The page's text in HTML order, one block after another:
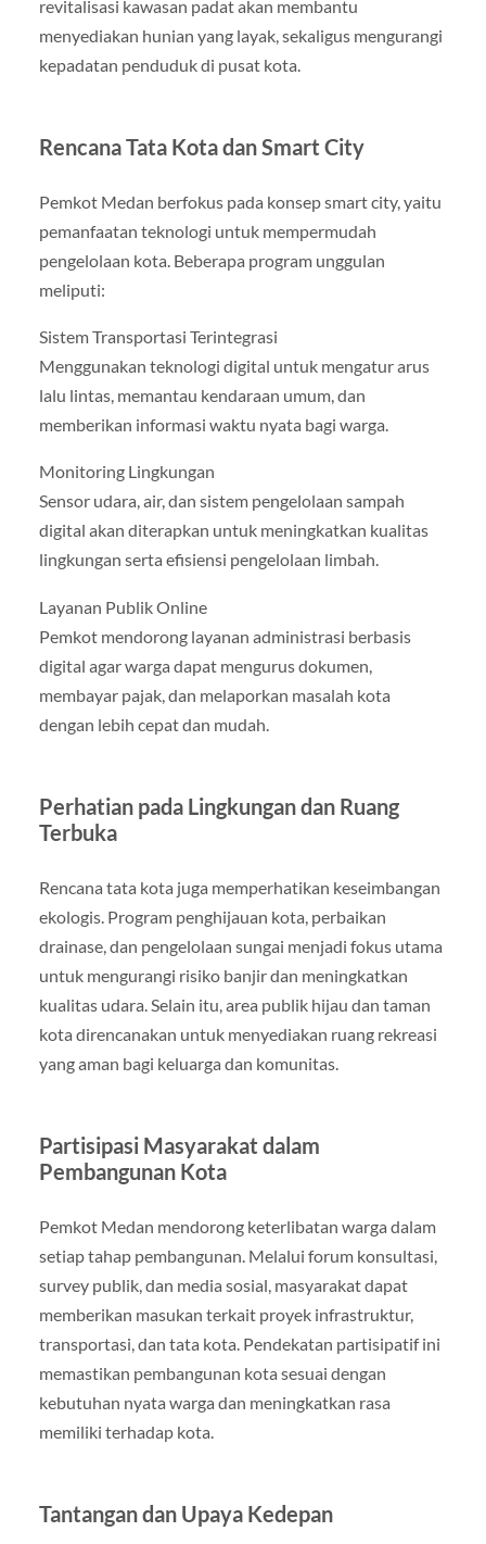
revitalisasi kawasan padat akan membantu
menyediakan hunian yang layak, sekaligus mengurangi
kepadatan penduduk di pusat kota.
Rencana Tata Kota dan Smart City
Pemkot Medan berfokus pada konsep smart city, yaitu
pemanfaatan teknologi untuk mempermudah
pengelolaan kota. Beberapa program unggulan
meliputi:
Sistem Transportasi Terintegrasi
Menggunakan teknologi digital untuk mengatur arus
lalu lintas, memantau kendaraan umum, dan
memberikan informasi waktu nyata bagi warga.
Monitoring Lingkungan
Sensor udara, air, dan sistem pengelolaan sampah
digital akan diterapkan untuk meningkatkan kualitas
lingkungan serta efisiensi pengelolaan limbah.
Layanan Publik Online
Pemkot mendorong layanan administrasi berbasis
digital agar warga dapat mengurus dokumen,
membayar pajak, dan melaporkan masalah kota
dengan lebih cepat dan mudah.
Perhatian pada Lingkungan dan Ruang
Terbuka
Rencana tata kota juga memperhatikan keseimbangan
ekologis. Program penghijauan kota, perbaikan
drainase, dan pengelolaan sungai menjadi fokus utama
untuk mengurangi risiko banjir dan meningkatkan
kualitas udara. Selain itu, area publik hijau dan taman
kota direncanakan untuk menyediakan ruang rekreasi
yang aman bagi keluarga dan komunitas.
Partisipasi Masyarakat dalam
Pembangunan Kota
Pemkot Medan mendorong keterlibatan warga dalam
setiap tahap pembangunan. Melalui forum konsultasi,
survey publik, dan media sosial, masyarakat dapat
memberikan masukan terkait proyek infrastruktur,
transportasi, dan tata kota. Pendekatan partisipatif ini
memastikan pembangunan kota sesuai dengan
kebutuhan nyata warga dan meningkatkan rasa
memiliki terhadap kota.
Tantangan dan Upaya Kedepan